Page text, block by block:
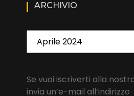
ARCHIVIO
Archivio
Se vuoi iscriverti alla
invia un’e-mail all’indirizzo